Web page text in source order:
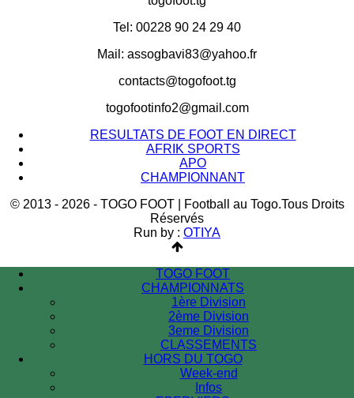
Tel: 00228 90 24 29 40
Mail: assogbavi83@yahoo.fr
contacts@togofoot.tg
togofootinfo2@gmail.com
RESULTATS DE FOOT EN DIRECT
AFRIK SPORTS
APO
CHAMPIONNANT
© 2013 - 2026 - TOGO FOOT | Football au Togo.Tous Droits
Réservés
Run by : OTIYA
TOGO FOOT
CHAMPIONNATS
1ère Division
2ème Division
3eme Division
CLASSEMENTS
HORS DU TOGO
Week-end
Infos